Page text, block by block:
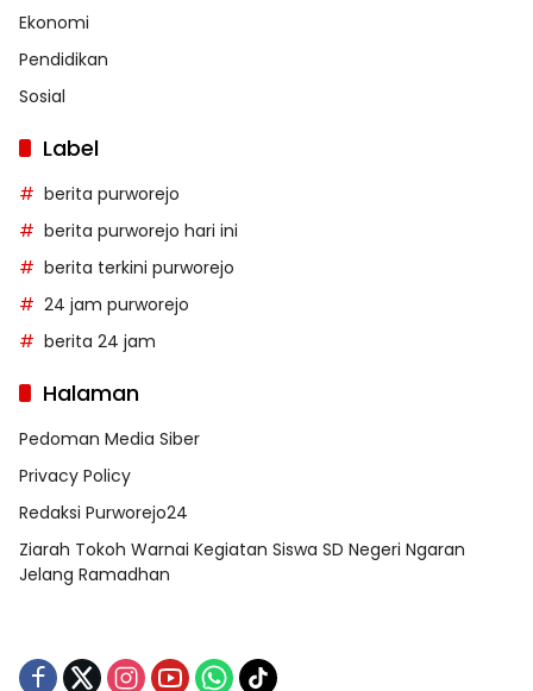
Ekonomi
Pendidikan
Sosial
Label
berita purworejo
berita purworejo hari ini
berita terkini purworejo
24 jam purworejo
berita 24 jam
Halaman
Pedoman Media Siber
Privacy Policy
Redaksi Purworejo24
Ziarah Tokoh Warnai Kegiatan Siswa SD Negeri Ngaran
Jelang Ramadhan